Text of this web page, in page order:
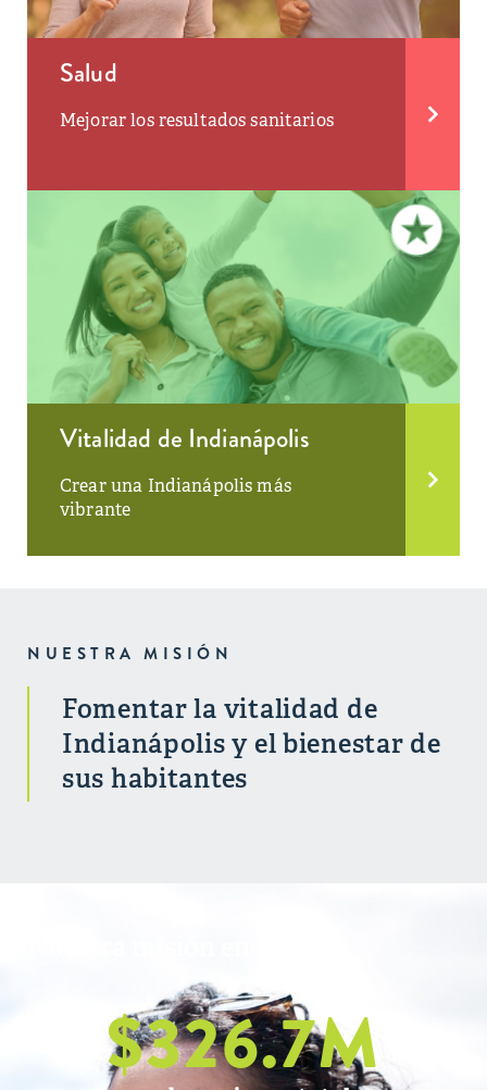
Salud
Mejorar los resultados sanitarios
Vitalidad de Indianápolis
Crear una Indianápolis más
vibrante
NUESTRA MISIÓN
Fomentar la vitalidad de
Indianápolis y el bienestar de
sus habitantes
$326.7M